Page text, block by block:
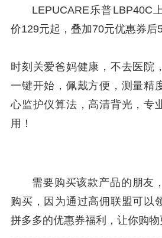
LEPUCARE乐普LBP40C
价129元起，叠加70元优惠券后
时刻关爱爸妈健康，不去医院
一键开始，佩戴方便，测量精
心监护仪算法，高清背光，专
用！
需要购买该款产品的朋友
购买，因为通过高佣联盟可以
拼多多的优惠券福利，让你购物